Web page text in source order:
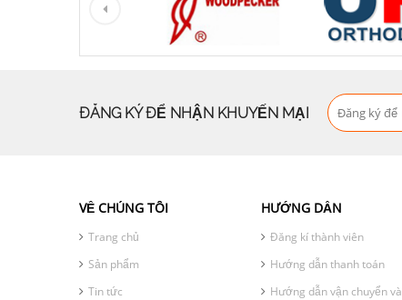
ĐĂNG KÝ ĐỂ NHẬN KHUYẾN MẠI
VỀ CHÚNG TÔI
Trang chủ
Sản phẩm
Tin tức
HƯỚNG DẪN
Đăng kí thành viên
Hướng dẫn thanh toán
Hướng dẫn vận chuyển và